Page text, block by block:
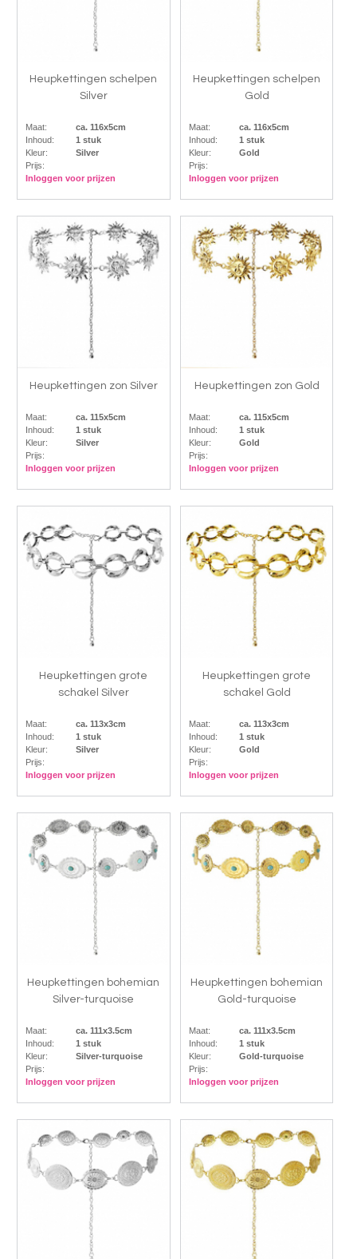
Heupkettingen schelpen
Silver
Maat:
ca. 116x5cm
Inhoud:
1 stuk
Kleur:
Silver
Prijs:
Inloggen voor prijzen
Heupkettingen schelpen
Gold
Maat:
ca. 116x5cm
Inhoud:
1 stuk
Kleur:
Gold
Prijs:
Inloggen voor prijzen
Heupkettingen zon Silver
Maat:
ca. 115x5cm
Inhoud:
1 stuk
Kleur:
Silver
Prijs:
Inloggen voor prijzen
Heupkettingen zon Gold
Maat:
ca. 115x5cm
Inhoud:
1 stuk
Kleur:
Gold
Prijs:
Inloggen voor prijzen
Heupkettingen grote
schakel Silver
Maat:
ca. 113x3cm
Inhoud:
1 stuk
Kleur:
Silver
Prijs:
Inloggen voor prijzen
Heupkettingen grote
schakel Gold
Maat:
ca. 113x3cm
Inhoud:
1 stuk
Kleur:
Gold
Prijs:
Inloggen voor prijzen
Heupkettingen bohemian
Silver-turquoise
Maat:
ca. 111x3.5cm
Inhoud:
1 stuk
Kleur:
Silver-turquoise
Prijs:
Inloggen voor prijzen
Heupkettingen bohemian
Gold-turquoise
Maat:
ca. 111x3.5cm
Inhoud:
1 stuk
Kleur:
Gold-turquoise
Prijs:
Inloggen voor prijzen